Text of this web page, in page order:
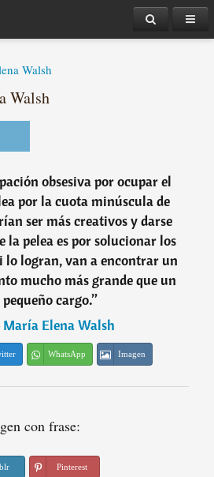
Walsh
Walsh
obsesiva por ocupar el
por la cuota minúscula de
ser más creativos y darse
la pelea es por solucionar los
lo logran, van a encontrar un
mucho más grande que un
pequeño cargo.”
María Elena Walsh
WhatsApp Imagen
con frase:
Pinterest